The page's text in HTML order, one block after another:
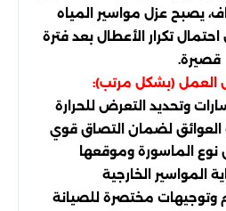
يصبح عزل مواسير المياه
احتمال تكرار الأعطال بعد فترة
قصيرة.
(بشكل مرتب):
وتحديد التعرض للحرارة
العوائق لضمان التصاق قوي
نوع الماسورة وموقعها
المواسير الخارجية
مختصرة للصيانة